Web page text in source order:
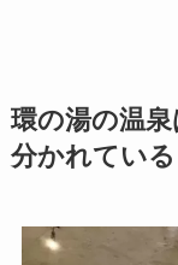
環の湯の温
分かれている